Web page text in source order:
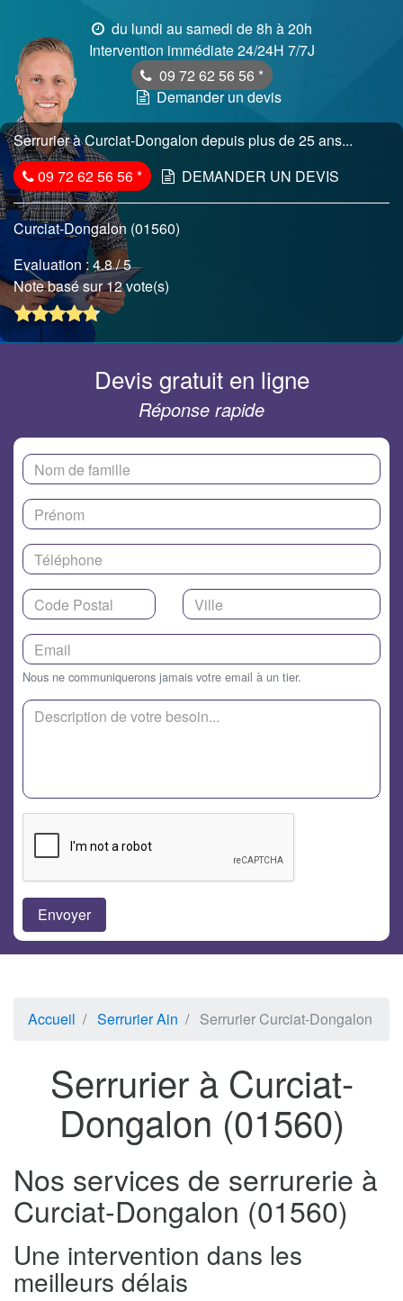
du lundi au samedi de 8h à 20h
Intervention immédiate 24/24H 7/7J
09 72 62 56 56 *
Demander un devis
Serrurier à Curciat-Dongalon depuis plus de 25 ans...
09 72 62 56 56* DEMANDER UN DEVIS
Curciat-Dongalon (01560)
Evaluation :4.8/ 5
Note basé sur 12 vote(s)
Devis gratuit en ligne
Réponse rapide
Nous ne communiquerons jamais votre email à un tier.
Accueil Serrurier Ain Serrurier Curciat-Dongalon
Serrurier à Curciat-
Dongalon (01560)
Nos services de serrurerie à
Curciat-Dongalon (01560)
Une intervention dans les
meilleurs délais